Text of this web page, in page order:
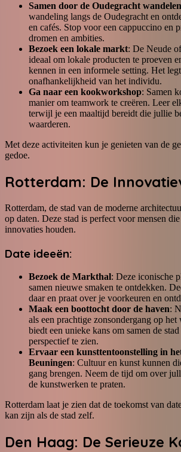
Samen door de Oudegracht wandelen
wandeling langs de Oudegracht en
en cafés. Stop voor een cappuccino en
dromen en ambities.
Bezoek een lokale markt: De Neude
ideaal om lokale producten te proeven
kennen in een informele setting. Het
onafhankelijkheid van het individu.
Ga naar een kookworkshop: Samen
manier om teamwork te creëren. Leer
terwijl je een maaltijd bereidt die jullie
waarderen.
Met deze activiteiten kun je genieten van de
gedoe.
Rotterdam: De
Rotterdam, de stad van de moderne
op daten. Deze stad is perfect voor mensen
innovaties houden.
Date ideeën:
Bezoek de Markthal: Deze iconische
samen nieuwe smaken te ontdekken.
daar en praat over je voorkeuren en
Maak een boottocht door de haven:
als een prachtige zonsondergang op
biedt een unieke kans om samen de
perspectief te zien.
Ervaar een kunsttentoonstelling in
Beuningen: Cultuur en kunst kunnen
gang brengen. Neem de tijd om over
de kunstwerken te praten.
Rotterdam laat je zien dat de toekomst van
kan zijn als de stad zelf.
Den Haag: De Serieuze